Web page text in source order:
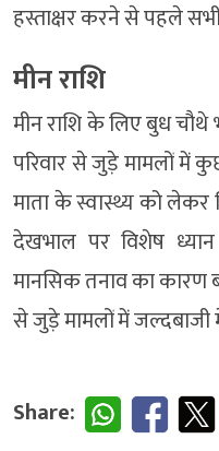
हस्ताक्षर करने से पहले
मीन राशि
मीन राशि के लिए बुध
परिवार से जुड़े मामलों में
माता के स्वास्थ्य को
देखभाल पर विशेष
मानसिक तनाव का कारण
से जुड़े मामलों में
Share: